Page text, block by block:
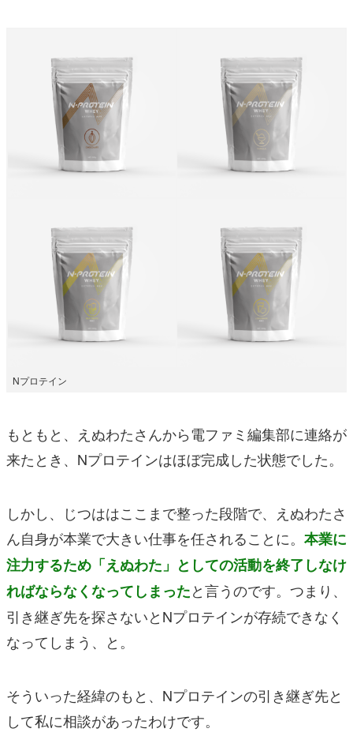
Nプロテイン
もともと、えぬわたさんから電ファミ編集部に連絡が
来たとき、Nプロテインはほぼ完成した状態でした。
しかし、じつははここまで整った段階で、えぬわたさ
ん自身が本業で大きい仕事を任されることに。 本業に
注力するため「えぬわた」としての活動を終了しなけ
ればならなくなってしまったと言うのです。つまり、
引き継ぎ先を探さないとNプロテインが存続できなく
なってしまう、と。
そういった経緯のもと、Nプロテインの引き継ぎ先と
して私に相談があったわけです。